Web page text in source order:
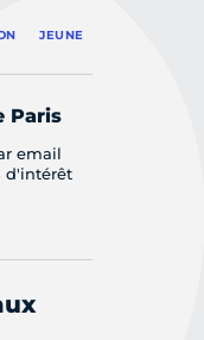
JEUNE
Paris
email
d'intérêt